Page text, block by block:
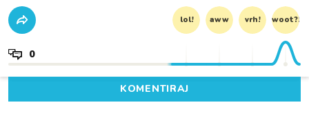
lol! aww vrh! woot?!
0
KOMENTIRAJ